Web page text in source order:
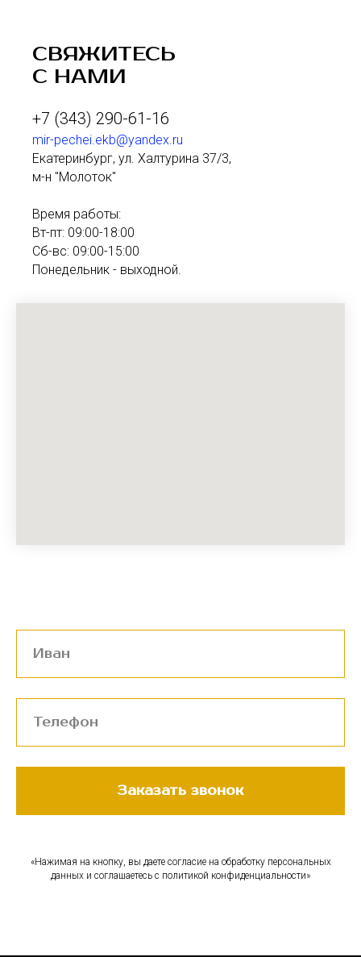
СВЯЖИТЕСЬ
С НАМИ
+7 (343) 290-61-16
mir-pechei.ekb@yandex.ru
Екатеринбург, ул. Халтурина 37/3,
м-н "Молоток"
Время работы:
Вт-пт: 09:00-18:00
Сб-вс: 09:00-15:00
Понедельник - выходной.
Заказать звонок
«Нажимая на кнопку, вы даете согласие на обработку персональных
данных и соглашаетесь c политикой конфиденциальности»